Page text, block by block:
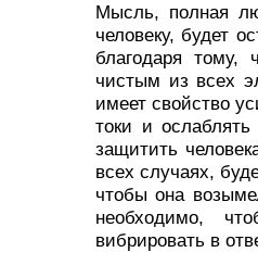
Мысль, полная
человеку, будет
благодаря
чистым из всех
имеет свойство
токи и
защитить
всех случаях,
чтобы она
необходимо,
вибрировать в